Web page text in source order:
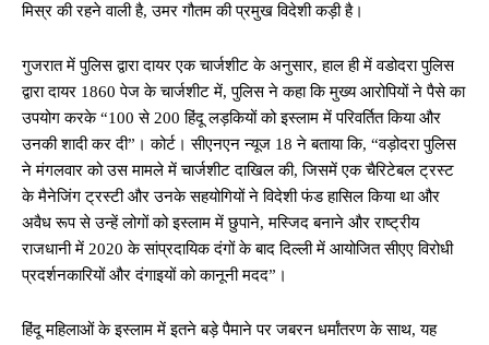
मिस्र की रहने वाली है, उमर गौतम की प्रमुख विदेशी कड़ी है।
गुजरात में पुलिस द्वारा दायर एक चार्जशीट के अनुसार, हाल ही में वडोदरा पुलिस
द्वारा दायर 1860 पेज के चार्जशीट में, पुलिस ने कहा कि मुख्य आरोपियों ने पैसे का
उपयोग करके “100 से 200 हिंदू लड़कियों को इस्लाम में परिवर्तित किया और
उनकी शादी कर दी”। कोर्ट। सीएनएन न्यूज 18 ने बताया कि, “वड़ोदरा पुलिस
ने मंगलवार को उस मामले में चार्जशीट दाखिल की, जिसमें एक चैरिटेबल ट्रस्ट
के मैनेजिंग ट्रस्टी और उनके सहयोगियों ने विदेशी फंड हासिल किया था और
अवैध रूप से उन्हें लोगों को इस्लाम में छुपाने, मस्जिद बनाने और राष्ट्रीय
राजधानी में 2020 के सांप्रदायिक दंगों के बाद दिल्ली में आयोजित सीएए विरोधी
प्रदर्शनकारियों और दंगाइयों को कानूनी मदद”।
हिंदू महिलाओं के इस्लाम में इतने बड़े पैमाने पर जबरन धर्मांतरण के साथ, यह